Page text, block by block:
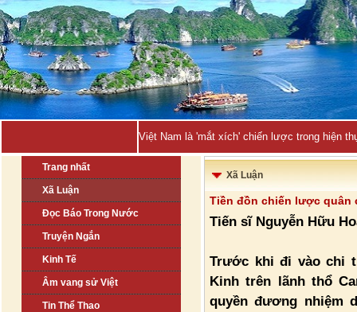
Việt Nam là 'mắt xích' chiến lược trong hiện
Trang nhất
Xã Luận
Đọc Báo Trong Nước
Truyện Ngắn
Kinh Tế
Âm vang sử Việt
Tin Thể Thao
Xã Luận
Tiền đồn chiến lược quân
Tiến sĩ Nguyễn Hữu
Trước khi đi vào chi
Kinh trên lãnh thổ
quyền đương nhiệm